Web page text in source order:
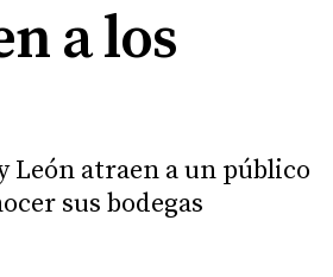
a los
León atraen a un público
sus bodegas